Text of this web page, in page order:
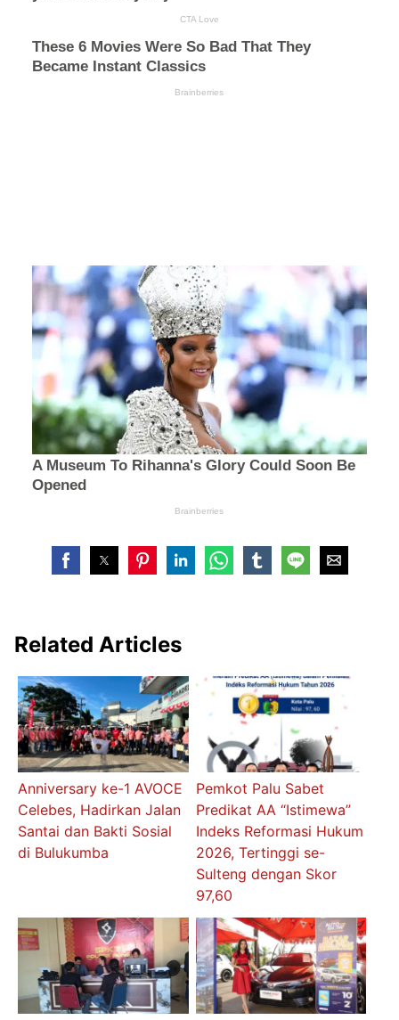
Related Articles
Anniversary ke-1 AVOCE
Celebes, Hadirkan Jalan
Santai dan Bakti Sosial
di Bulukumba
Pemkot Palu Sabet
Predikat AA “Istimewa”
Indeks Reformasi Hukum
2026, Tertinggi se-
Sulteng dengan Skor
97,60